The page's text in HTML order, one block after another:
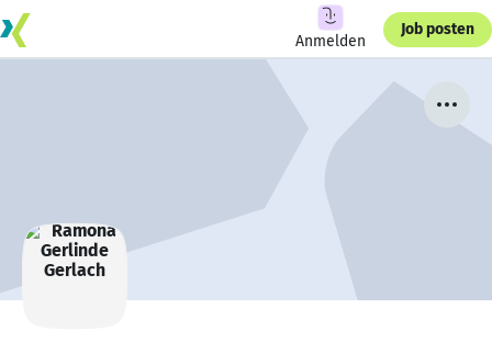
Anmelden
Job posten